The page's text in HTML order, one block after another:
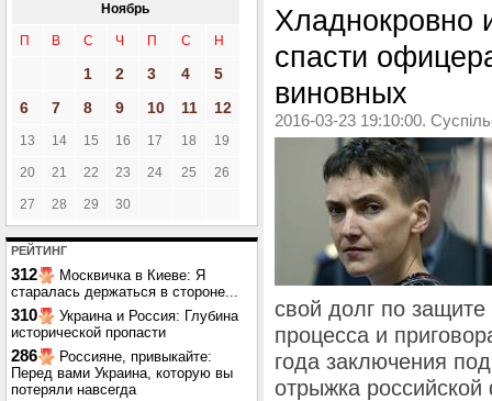
Ноябрь
П В С Ч П С Н
1 2 3 4
5
6
7 8 9 10 11 12
13 14 15 16 17 18 19
20 21 22 23 24 25 26
27 28 29 30
РЕЙТИНГ
312
Москвичка в Киеве: Я
старалась держаться в стороне...
310
Украина и Россия: Глубина
исторической пропасти
286
Россияне, привыкайте:
Перед вами Украина, которую вы
потеряли навсегда
Хладнокровно
спасти
виновных
2016-03-23 19:10:00.
свой долг по
процесса и
года заключения
отрыжка